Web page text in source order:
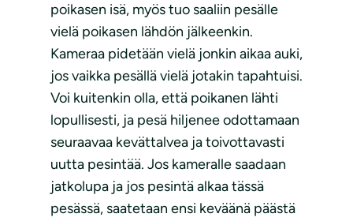
poikasen isä, myös tuo saaliin pesälle
vielä poikasen lähdön jälkeenkin.
Kameraa pidetään vielä jonkin aikaa auki,
jos vaikka pesällä vielä jotakin tapahtuisi.
Voi kuitenkin olla, että poikanen lähti
lopullisesti, ja pesä hiljenee odottamaan
seuraavaa kevättalvea ja toivottavasti
uutta pesintää. Jos kameralle saadaan
jatkolupa ja jos pesintä alkaa tässä
pesässä, saatetaan ensi keväänä päästä